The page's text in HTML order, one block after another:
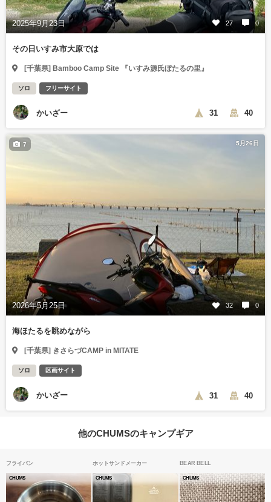
2025年9月23日 27 0
その日いすみ市大原では
[千葉県] Bamboo Camp Site 『いすみ源氏ぼたるの里』
ソロ フリーサイト
かいざー 31 40
5月26日
2026年5月25日 32 0
7
海ほたるを眺めながら
[千葉県] きさらづCAMP in MITATE
ソロ 区画サイト
かいざー 31 40
他のCHUMSのキャンプギア
フライパン
CHUMS
ホットサンドメーカー
CHUMS
BEAR BELL
CHUMS